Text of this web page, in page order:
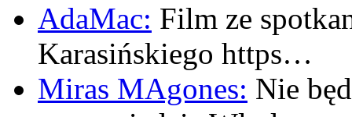
AdaMac: Film ze
Karasińskiego https…
Miras MAgones: Nie